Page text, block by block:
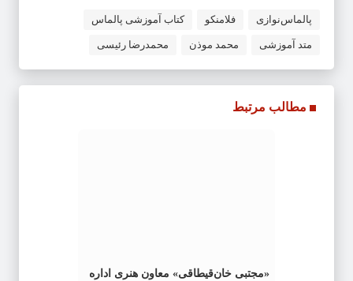
پالماس‌نوازی فلامنکو کتاب آموزشی پالماس
متد آموزشی محمد موذن محمدرضا رئیسی
مطالب مرتبط
«مجتبی خان‌قیطاقی» معاون هنری اداره